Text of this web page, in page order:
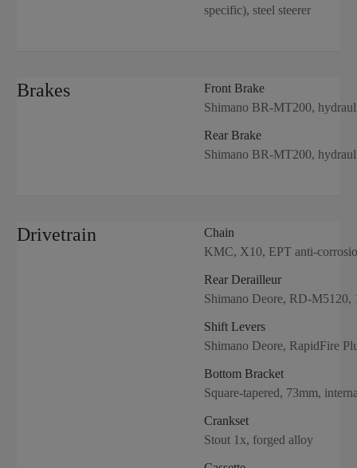
specific), steel steerer
Brakes
Front Brake
Shimano BR-MT200,
Rear Brake
Shimano BR-MT200,
Drivetrain
Chain
KMC, X10, EPT anti-
Rear Derailleur
Shimano Deore, RD-M5120,
Shift Levers
Shimano Deore, RapidFire
Bottom Bracket
Square-tapered, 73mm,
Crankset
Stout 1x, forged alloy